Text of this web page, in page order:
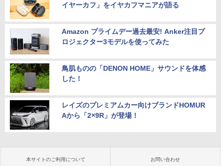
イヤーカフ」をイヤカフマニアが語る
Amazon プライムデー過去最安! Anker注目プ
ロジェクター3モデルを使ってみた
鳥肌ものの「DENON HOME」サウンドを体感
した！
レイズのプレミアムカー向けブランドHOMUR
Aから「2×9R」が登場！
本サイトのご利用について お問い合わせ